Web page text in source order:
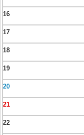
16
17
18
19
20
21
22